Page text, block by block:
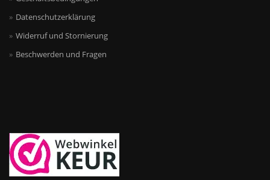
Datenschutzerklärung
Widerruf und Stornierung
Beschwerden und Fragen